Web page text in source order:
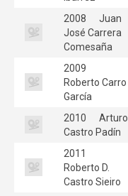
2008
Juan
José Carrera
Comesaña
2009
Roberto Carro
García
2010
Arturo
Castro Padín
2011
Roberto D.
Castro Sieiro